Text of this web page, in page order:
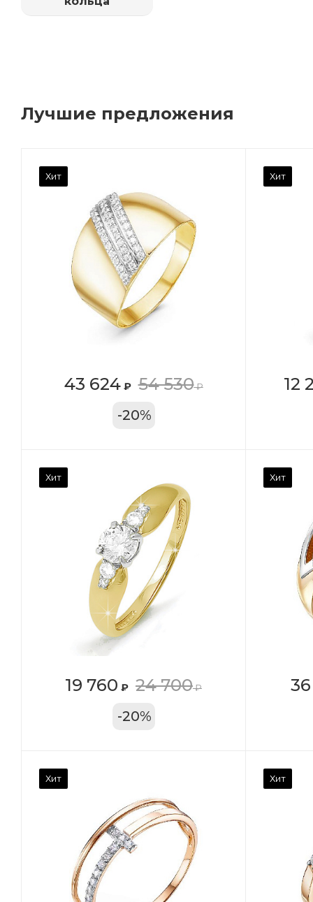
Лучшие предложения
Хит
43 624₽ 54 530₽
-20%
Хит
Вес драгметалла
0.96
Марка (бренд)
Дельта
Фианит
Цвет золота
ТРЦ «Арена» 12
Хит
19 760 ₽ 24 700₽
-20%
Хит
Вес драгметалла
2.39
Марка (бренд)
Дельта
Цвет золота
КРАС
ТРЦ «Московский
Проспект»
1.4
Хит Хит
Вес драгметалла
1.27
Марка (бренд)
Дельта